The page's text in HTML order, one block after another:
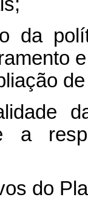
da
a
do